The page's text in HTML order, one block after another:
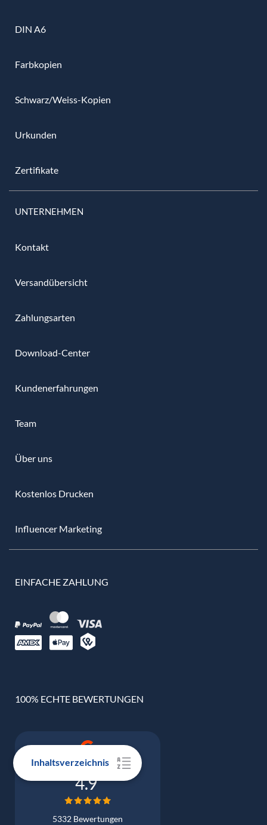
Inhaltsverzeichnis
DIN A6
Farbkopien
Schwarz/Weiss-Kopien
Urkunden
Zertifikate
UNTERNEHMEN
Kontakt
Versandübersicht
Zahlungsarten
Download-Center
Kundenerfahrungen
Team
Über uns
Kostenlos Drucken
Influencer Marketing
EINFACHE ZAHLUNG
100% ECHTE BEWERTUNGEN
Google Bewertung
4.9
5332 Bewertungen